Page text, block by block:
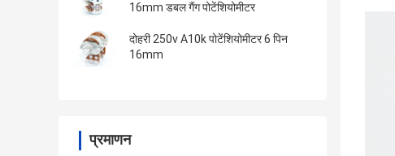
16mm डबल गैंग पोटेंशियोमीटर
दोहरी 250v A10k पोटेंशियोमीटर 6 पिन
16mm
प्रमाणन